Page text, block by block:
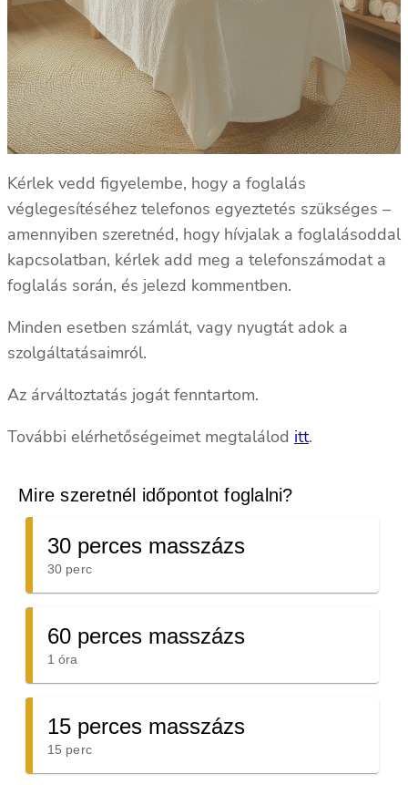
Kérlek vedd figyelembe, hogy a foglalás
véglegesítéséhez telefonos egyeztetés szükséges –
amennyiben szeretnéd, hogy hívjalak a foglalásoddal
kapcsolatban, kérlek add meg a telefonszámodat a
foglalás során, és jelezd kommentben.
Minden esetben számlát, vagy nyugtát adok a
szolgáltatásaimról.
Az árváltoztatás jogát fenntartom.
További elérhetőségeimet megtalálod itt.